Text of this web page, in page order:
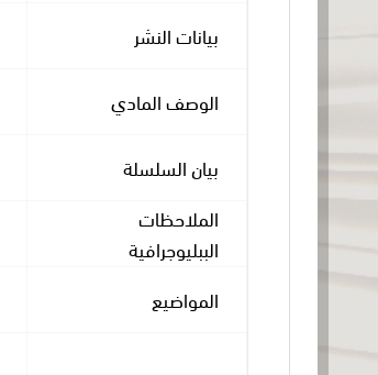
بيانات النشر
الوصف المادي
بيان السلسلة
الملاحظات
الببليوجرافية
المواضيع